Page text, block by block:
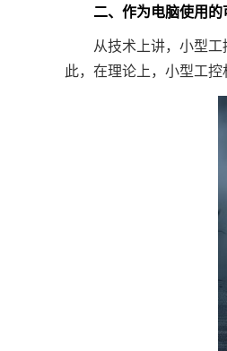
二、作为电脑使用
从技术上讲，小型工
此，在理论上，小型工